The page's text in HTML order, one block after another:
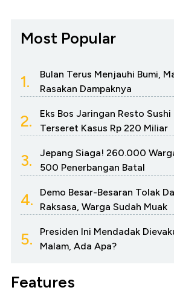
Most Popular
1.
Bulan Terus Menjauhi Bumi,
Rasakan Dampaknya
2.
Eks Bos Jaringan Resto Sushi
Terseret Kasus Rp 220 Miliar
3.
Jepang Siaga! 260.000
500 Penerbangan Batal
4.
Demo Besar-Besaran Tolak
Raksasa, Warga Sudah Muak
5.
Presiden Ini Mendadak
Malam, Ada Apa?
Features